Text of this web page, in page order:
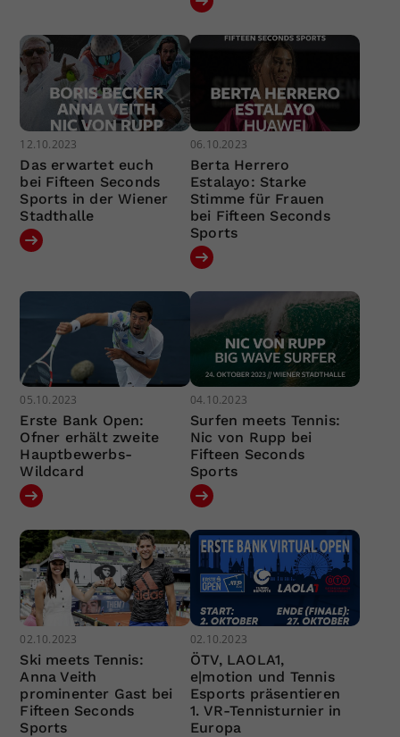
12.10.2023
Das erwartet euch
bei Fifteen Seconds
Sports in der Wiener
Stadthalle
06.10.2023
Berta Herrero
Estalayo: Starke
Stimme für Frauen
bei Fifteen Seconds
Sports
05.10.2023
Erste Bank Open:
Ofner erhält zweite
Hauptbewerbs-
Wildcard
04.10.2023
Surfen meets Tennis:
Nic von Rupp bei
Fifteen Seconds
Sports
02.10.2023
Ski meets Tennis:
Anna Veith
prominenter Gast bei
Fifteen Seconds
Sports
02.10.2023
ÖTV, LAOLA1,
e|motion und Tennis
Esports präsentieren
1. VR-Tennisturnier in
Europa